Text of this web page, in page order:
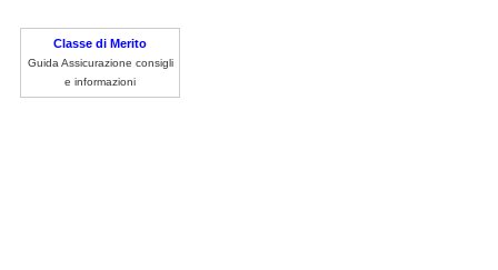
Classe di Merito
Guida Assicurazione consigli
e informazioni